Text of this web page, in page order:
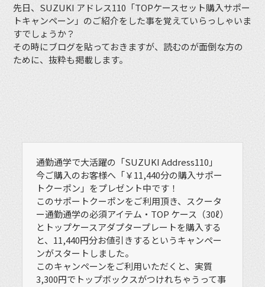
先日、SUZUKI アドレス110「TOPケースセット購入サポー
トキャンペーン」のご紹介をした事を覚えていらっしゃいま
すでしょうか？
その時にブログを貼っておきますが、読むのが面倒な方の
ために、抜粋も掲載します。
通勤通学で大活躍の「SUZUKI Address110」
今ご購入のお客様へ「￥11,440分の購入サポー
トクーポン」をプレゼント中です！
このサポートクーポンをご利用頂き、スクータ
ー通勤通学の必須アイテム・TOP ケース（30ℓ）
とトップケースアダプタープレートを購入する
と、11,440円分お値引きするというキャンペー
ンがスタートしました。
このキャンペーンをご利用いただくと、実質
3,300円でトップボックスがつけれちゃうって事